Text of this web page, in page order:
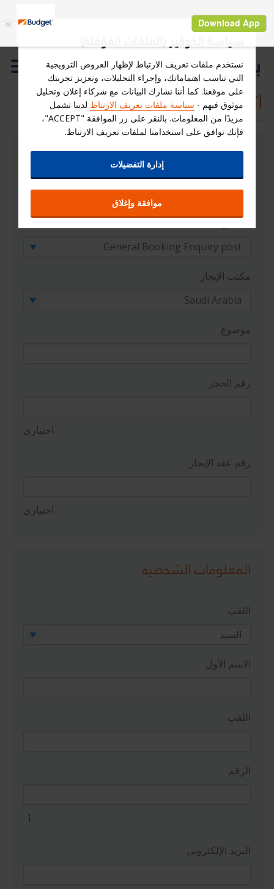
اتصل ببدجت
معلومات عامة
جميع الحقول مطلوبة مالم يتم ذكر عكس ذلك
مكتب الإيجار
موضوع
رقم الحجز
اختياري
رقم عقد الإيجار
اختياري
المعلومات الشخصية
اللقب
الاسم الأول
اللقب
الرقم
البريد الإلكتروني
سياسة الكوكيز (الملفات المؤقتة)
نستخدم ملفات تعريف الارتباط لإظهار العروض الترويجية
التي تناسب اهتماماتك، وإجراء التحليلات، وتعزيز تجربتك
على موقعنا. كما أننا نشارك البيانات مع شركاء إعلان وتحليل
موثوق فيهم - سياسة ملفات تعريف الارتباط لدينا تشمل
مزيدًا من المعلومات. بالنقر على زر الموافقة "ACCEPT"،
فإنك توافق على استخدامنا لملفات تعريف الارتباط.
إدارة التفضيلات
موافقة وإغلاق